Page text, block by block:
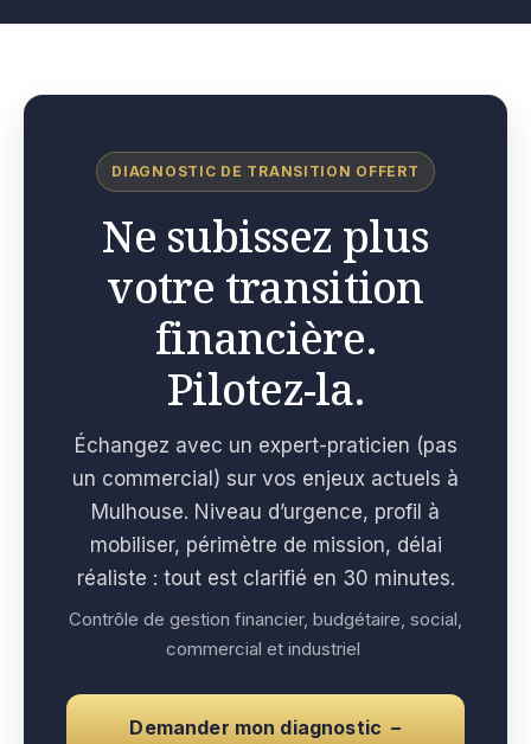
DIAGNOSTIC DE TRANSITION OFFERT
Ne subissez plus
votre transition
financière.
Pilotez-la.
Échangez avec un expert-praticien (pas
un commercial) sur vos enjeux actuels à
Mulhouse. Niveau d’urgence, profil à
mobiliser, périmètre de mission, délai
réaliste : tout est clarifié en 30 minutes.
Contrôle de gestion financier, budgétaire, social,
commercial et industriel
Demander mon diagnostic –